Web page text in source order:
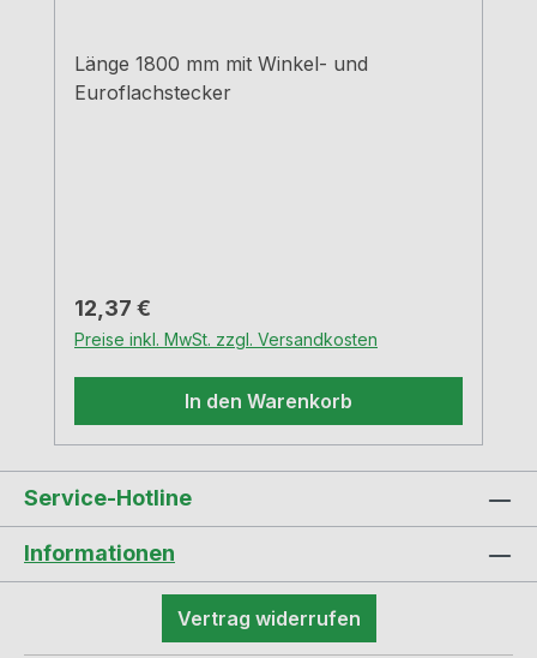
Länge 1800 mm mit Winkel- und
Euroflachstecker
Regulärer Preis:
12,37 €
Preise inkl. MwSt. zzgl. Versandkosten
In den Warenkorb
Service-Hotline
Informationen
Vertrag widerrufen